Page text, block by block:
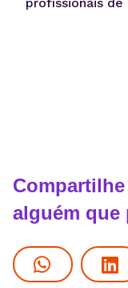
profissionais
alguém que